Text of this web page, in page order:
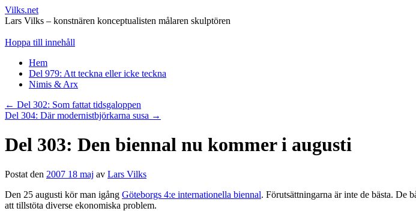
Vilks.net
Lars Vilks – konstnären konceptualisten målaren skulptören
Hoppa till innehåll
Hem
Del 979: Att teckna eller icke teckna
Nimis & Arx
← Del 302: Som fattat tidsgaloppen
Del 304: Där modernistbjörkarna susa →
Del 303: Den biennal nu kommer i augusti
Postat den 2007 18 maj av Lars Vilks
Den 25 augusti kör man igång Göteborgs 4:e internationella biennal. Förutsättningarna är inte de bästa. De
att tillstöta diverse ekonomiska problem.